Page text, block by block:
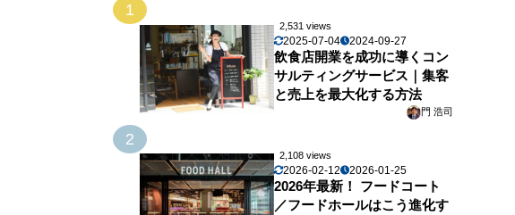
1
2,531 views
2025-07-04 2024-09-27
飲食店開業を成功に導くコン
サルティングサービス｜集客
と売上を最大化する方法
門 浩司
2
2,108 views
2026-02-12 2026-01-25
2026年最新！ フードコート
／フードホールはこう進化す